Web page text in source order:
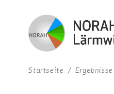
Startseite Ergebnisse